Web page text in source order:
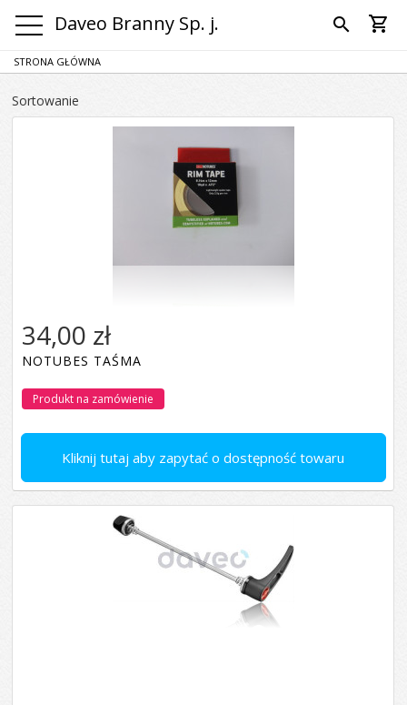
Daveo Branny Sp. j. search shopping_cart
STRONA GŁÓWNA
Sortowanie
Kliknij tutaj aby zapytać o dostępność towaru
34,00 zł
NOTUBES TAŚMA
Produkt na zamówienie